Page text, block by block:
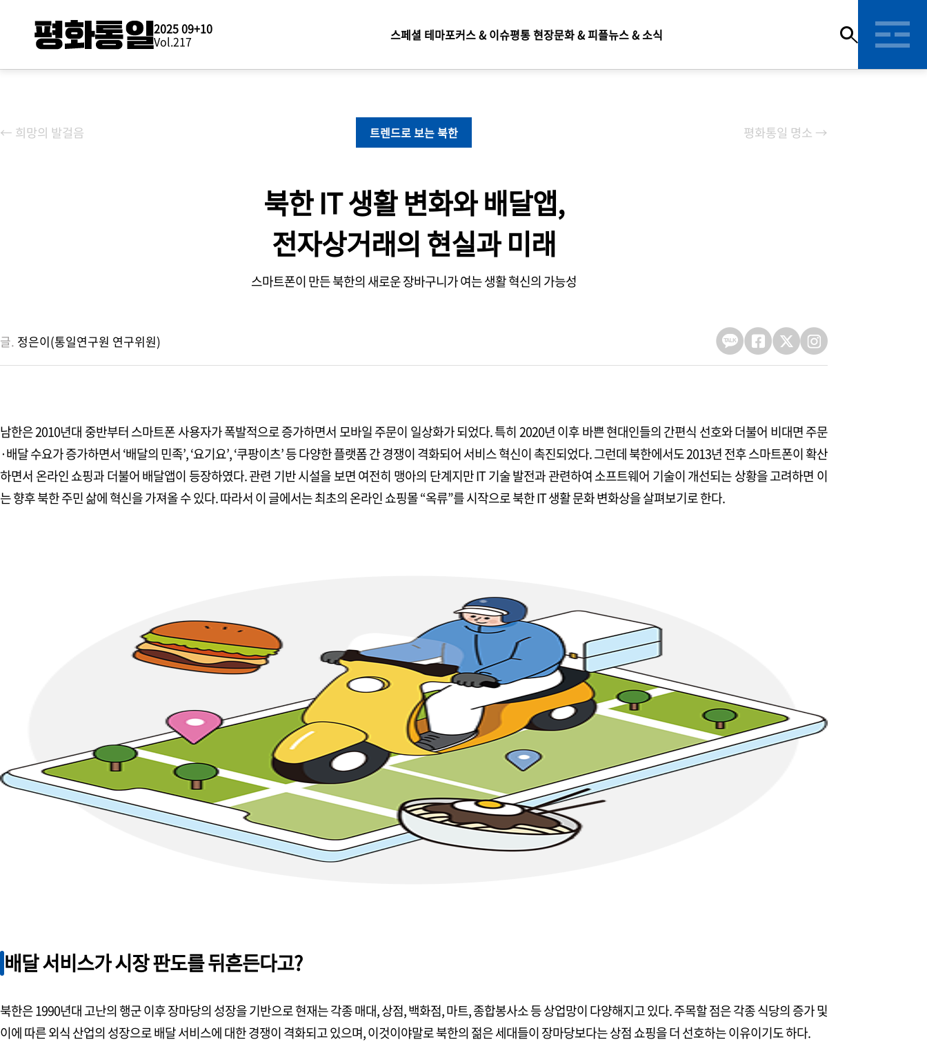
2025 09+10
Vol.217 스페셜 테마포커스 & 이슈평통 현장문화 & 피플뉴스 & 소식
테마
평화로운 한반도의 새 시대를 열어가야 할 때
방용승 | 평화통일의 길에 주권자인 국민의 참여를 높이겠습니다
포커스 & 이슈
현장 포커스 2
‘평화와 통일 사회적 대화-2025 전국 릴레이 원탁회의 서울’
김정섭 | 트럼프 시대, 동맹 현대화의 도전과 능동적 변환 전략
광복 80주년, 대한민국
박주화 | 모순과 공존하는 사회적 대화를 위한 일고(一考)
평통 현장
‘제주청년이 전하는 평화통일 메시지’
토론토협의회
캐나다 토론토 한반도 평화통일포럼
← 희망의 발걸음 트렌드로 보는 북한 평화통일 명소 →
북한 IT 생활 변화와 배달앱,
전자상거래의 현실과 미래
스마트폰이 만든 북한의 새로운 장바구니가 여는 생활 혁신의 가능성
글. 정은이(통일연구원 연구위원)
남한은 2010년대 중반부터 스마트폰 사용자가 폭발적으로 증가하면서 모바일 주문이 일상화가 되었다. 특히 2020년 이후 바쁜 현대인들의 간편식 선호와 더불어 비대면 주문
·배달 수요가 증가하면서 ‘배달의 민족’, ‘요기요’, ‘쿠팡이츠’ 등 다양한 플랫폼 간 경쟁이 격화되어 서비스 혁신이 촉진되었다. 그런데 북한에서도 2013년 전후 스마트폰이 확산
하면서 온라인 쇼핑과 더불어 배달앱이 등장하였다. 관련 기반 시설을 보면 여전히 맹아의 단계지만 IT 기술 발전과 관련하여 소프트웨어 기술이 개선되는 상황을 고려하면 이
는 향후 북한 주민 삶에 혁신을 가져올 수 있다. 따라서 이 글에서는 최초의 온라인 쇼핑몰 “옥류”를 시작으로 북한 IT 생활 문화 변화상을 살펴보기로 한다.
배달 서비스가 시장 판도를 뒤흔든다고?
북한은 1990년대 고난의 행군 이후 장마당의 성장을 기반으로 현재는 각종 매대, 상점, 백화점, 마트, 종합봉사소 등 상업망이 다양해지고 있다. 주목할 점은 각종 식당의 증가 및
이에 따른 외식 산업의 성장으로 배달 서비스에 대한 경쟁이 격화되고 있으며, 이것이야말로 북한의 젊은 세대들이 장마당보다는 상점 쇼핑을 더 선호하는 이유이기도 하다.